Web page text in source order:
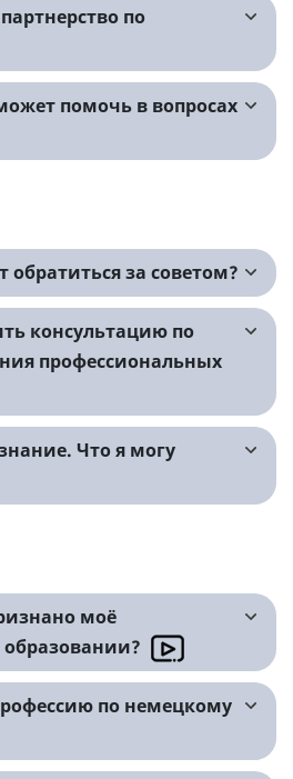
по
помочь в вопросах
обратиться за советом?
консультацию по
профессиональных
Что я могу
моё
образовании?
по немецкому